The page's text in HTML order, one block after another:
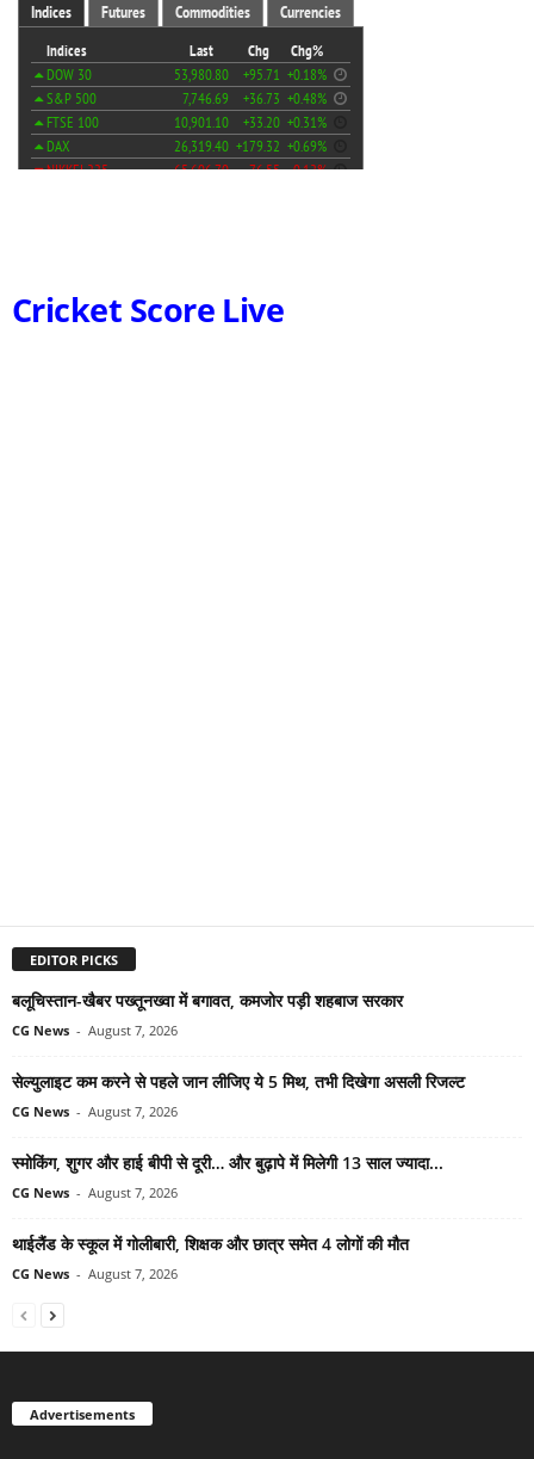
Cricket Score Live
EDITOR PICKS
बलूचिस्तान-खैबर पख्तूनख्वा में बगावत, कमजोर पड़ी शहबाज सरकार
CG News - August 7, 2026
सेल्युलाइट कम करने से पहले जान लीजिए ये 5 मिथ, तभी दिखेगा असली रिजल्ट
CG News - August 7, 2026
स्मोकिंग, शुगर और हाई बीपी से दूरी… और बुढ़ापे में मिलेगी 13 साल ज्यादा...
CG News - August 7, 2026
थाईलैंड के स्कूल में गोलीबारी, शिक्षक और छात्र समेत 4 लोगों की मौत
CG News - August 7, 2026
Advertisements